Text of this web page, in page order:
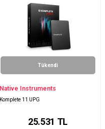
Tükendi
Native Instruments
Komplete 11 UPG
25.531 TL